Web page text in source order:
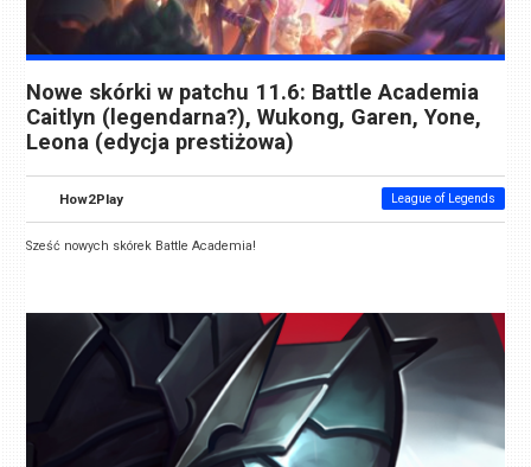
Nowe skórki w patchu 11.6: Battle Academia
Caitlyn (legendarna?), Wukong, Garen, Yone,
Leona (edycja prestiżowa)
How2Play League of Legends
Sześć nowych skórek Battle Academia!